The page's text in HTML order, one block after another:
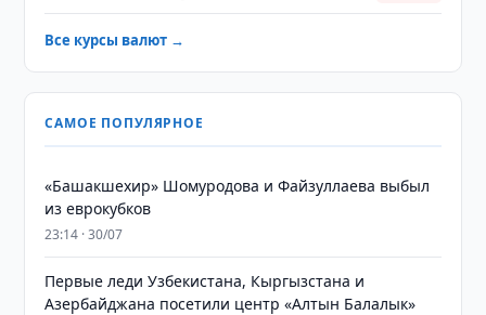
Все курсы валют →
САМОЕ ПОПУЛЯРНОЕ
«Башакшехир» Шомуродова и Файзуллаева выбыл
из еврокубков
23:14 · 30/07
Первые леди Узбекистана, Кыргызстана и
Азербайджана посетили центр «Алтын Балалык»